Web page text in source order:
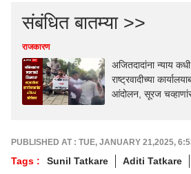
संबंधित बातम्या >>
राजकारण
अजितदादांना न्याय
राष्ट्रवादीच्या
आंदोलन, सूरज
PUBLISHED AT : TUE, JANUARY 21,2025,
Tags : Sunil Tatkare Aditi Tatkare